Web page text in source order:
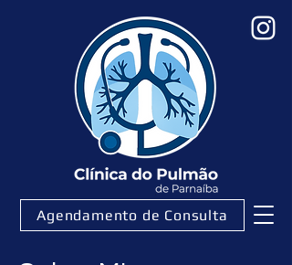
Agendamento de Consulta